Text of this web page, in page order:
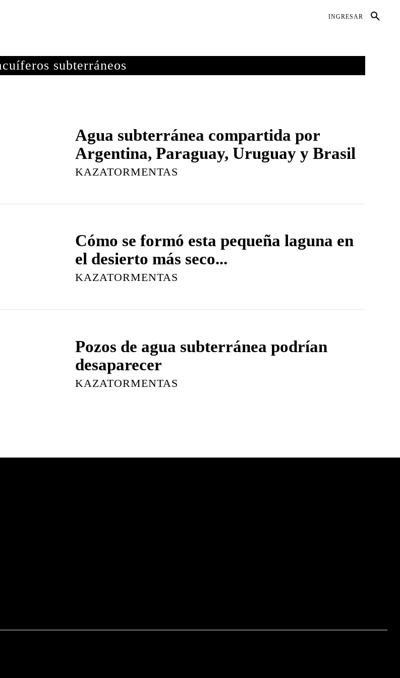
GALERÍASMORE
INGRESAR
subterráneos
Agua subterránea compartida por
Argentina, Paraguay, Uruguay y Brasil
KAZATORMENTAS
Cómo se formó esta pequeña laguna en
el desierto más seco...
KAZATORMENTAS
Pozos de agua subterránea podrían
desaparecer
KAZATORMENTAS